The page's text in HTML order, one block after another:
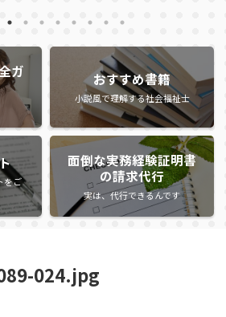
ガ
おすすめ書籍
小説風で理解する社会福祉士
をご
面倒な実務経験証明書
の請求代行
実は、代行できるんです
024.jpg